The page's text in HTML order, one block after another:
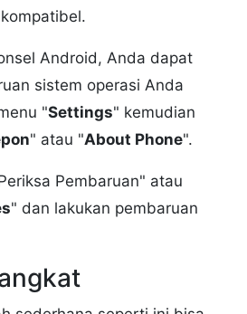
Android, Anda dapat
sistem operasi Anda
"Settings" kemudian
" atau "About Phone".
Pembaruan" atau
" dan lakukan pembaruan